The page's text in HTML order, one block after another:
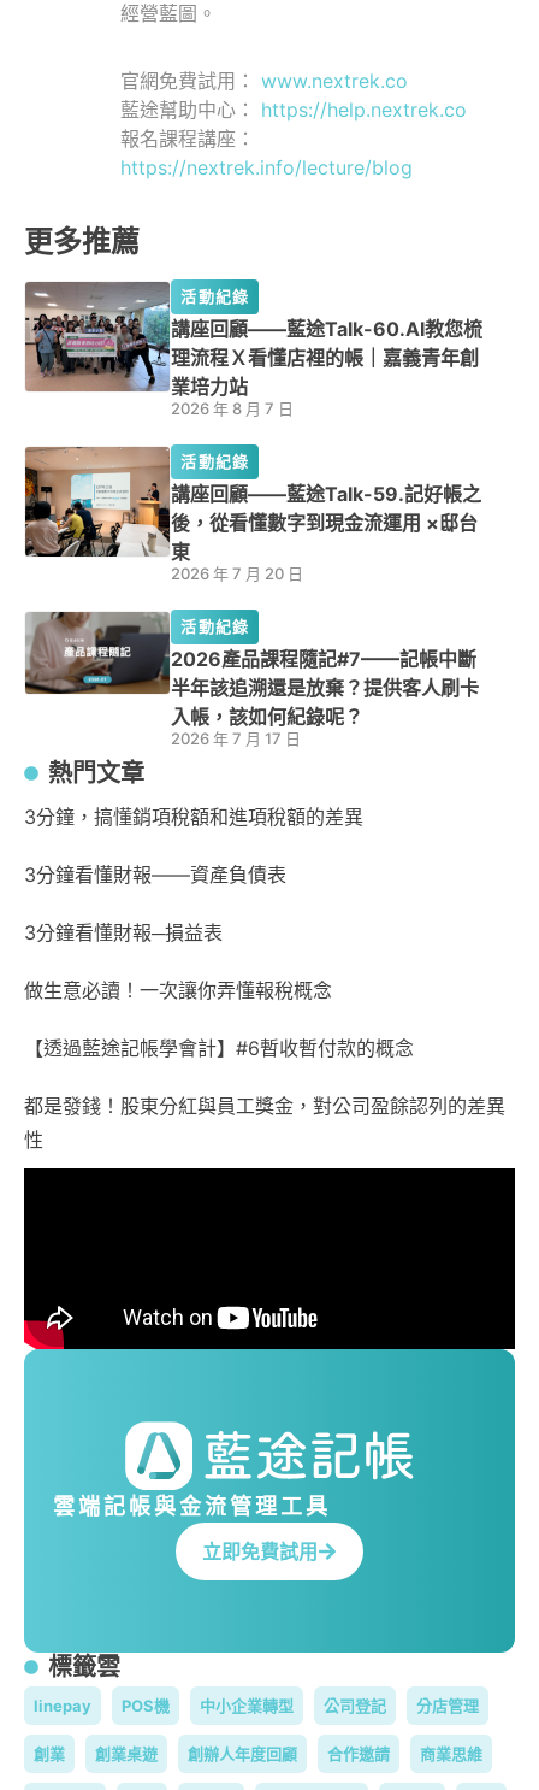
經營藍圖。
官網免費試用： www.nextrek.co
藍途幫助中心： https://help.nextrek.co
報名課程講座：
https://nextrek.info/lecture/blog
更多推薦
活動紀錄
講座回顧——藍途Talk-60.AI教您梳
理流程Ｘ看懂店裡的帳｜嘉義青年創
業培力站
2026 年 8 月 7 日
活動紀錄
講座回顧——藍途Talk-59.記好帳之
後，從看懂數字到現金流運用 ×邸台
東
2026 年 7 月 20 日
活動紀錄
2026產品課程隨記#7——記帳中斷
半年該追溯還是放棄？提供客人刷卡
入帳，該如何紀錄呢？
2026 年 7 月 17 日
熱門文章
3分鐘，搞懂銷項稅額和進項稅額的差異
3分鐘看懂財報——資產負債表
3分鐘看懂財報─損益表
做生意必讀！一次讓你弄懂報稅概念
【透過藍途記帳學會計】#6暫收暫付款的概念
都是發錢！股東分紅與員工獎金，對公司盈餘認列的差異
性
雲端記帳與金流管理工具
立即免費試用
標籤雲
linepay POS機 中小企業轉型 公司登記 分店管理
創業 創業桌遊 創辦人年度回顧 合作邀請 商業思維